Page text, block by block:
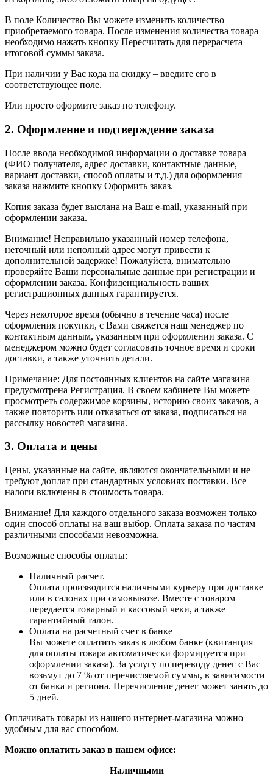
В поле Количество Вы можете изменить количество
приобретаемого товара. После изменения количества товара
необходимо нажать кнопку Пересчитать для перерасчета
итоговой суммы заказа.
При наличии у Вас кода на скидку – введите его в
соответствующее поле.
Или просто оформите заказ по телефону.
2. Оформление и подтверждение заказа
После ввода необходимой информации о доставке товара
(ФИО получателя, адрес доставки, контактные данные,
вариант доставки, способ оплаты и т.д.) для оформления
заказа нажмите кнопку Оформить заказ.
Копия заказа будет выслана на Ваш e-mail, указанный при
оформлении заказа.
Внимание! Неправильно указанный номер телефона,
неточный или неполный адрес могут привести к
дополнительной задержке! Пожалуйста, внимательно
проверяйте Ваши персональные данные при регистрации и
оформлении заказа. Конфиденциальность ваших
регистрационных данных гарантируется.
Через некоторое время (обычно в течение часа) после
оформления покупки, с Вами свяжется наш менеджер по
контактным данным, указанным при оформлении заказа. С
менеджером можно будет согласовать точное время и сроки
доставки, а также уточнить детали.
Примечание: Для постоянных клиентов на сайте магазина
предусмотрена Регистрация. В своем кабинете Вы можете
просмотреть содержимое корзины, историю своих заказов, а
также повторить или отказаться от заказа, подписаться на
рассылку новостей магазина.
3. Оплата и цены
Цены, указанные на сайте, являются окончательными и не
требуют доплат при стандартных условиях поставки. Все
налоги включены в стоимость товара.
Внимание! Для каждого отдельного заказа возможен только
один способ оплаты на ваш выбор. Оплата заказа по частям
различными способами невозможна.
Возможные способы оплаты:
Наличный расчет.
Оплата производится наличными курьеру при доставке
или в салонах при самовывозе. Вместе с товаром
передается товарный и кассовый чеки, а также
гарантийный талон.
Оплата на расчетный счет в банке
Вы можете оплатить заказ в любом банке (квитанция
для оплаты товара автоматически формируется при
оформлении заказа). За услугу по переводу денег с Вас
возьмут до 7 % от перечисляемой суммы, в зависимости
от банка и региона. Перечисление денег может занять до
5 дней.
Оплачивать товары из нашего интернет-магазина можно
удобным для вас способом.
Можно оплатить заказ в нашем офисе:
Наличными